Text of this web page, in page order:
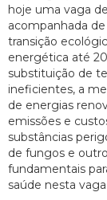
hoje uma vaga
acompanhada
transição
energética até
substituição de
ineficientes, a
de energias
emissões e
substâncias
de fungos e
fundamentais
saúde nesta